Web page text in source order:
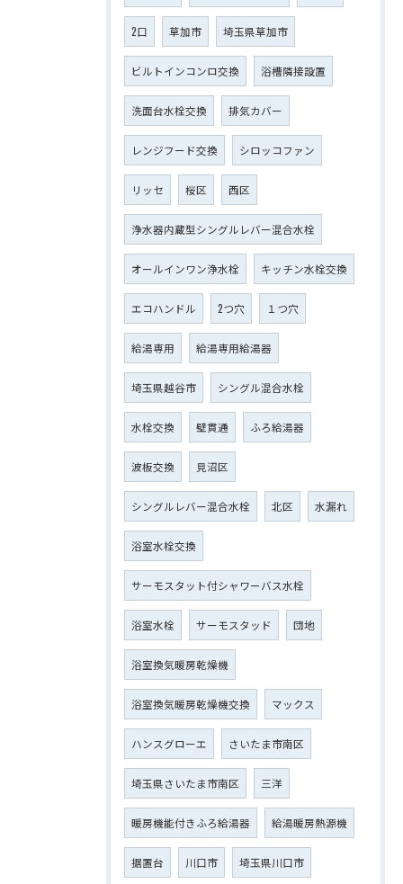
2口 草加市 埼玉県草加市
ビルトインコンロ交換 浴槽隣接設置
洗面台水栓交換 排気カバー
レンジフード交換 シロッコファン
リッセ 桜区 西区
浄水器内蔵型シングルレバー混合水栓
オールインワン浄水栓 キッチン水栓交換
エコハンドル 2つ穴 １つ穴
給湯専用 給湯専用給湯器
埼玉県越谷市 シングル混合水栓
水栓交換 壁貫通 ふろ給湯器
波板交換 見沼区
シングルレバー混合水栓 北区 水漏れ
浴室水栓交換
サーモスタット付シャワーバス水栓
浴室水栓 サーモスタッド 団地
浴室換気暖房乾燥機
浴室換気暖房乾燥機交換 マックス
ハンスグローエ さいたま市南区
埼玉県さいたま市南区 三洋
暖房機能付きふろ給湯器 給湯暖房熱源機
据置台 川口市 埼玉県川口市